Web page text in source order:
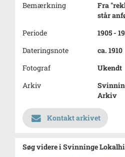
Bemærkning
Fra
står
Periode
1905 -
Dateringsnote
ca. 1910
Fotograf
Ukendt
Arkiv
Arkiv
Kontakt arkivet
Søg videre i Svinninge